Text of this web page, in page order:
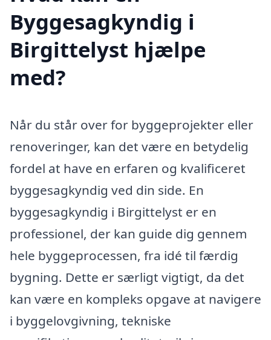
Byggesagkyndig i
Birgittelyst hjælpe
med?
Når du står over for byggeprojekter eller
renoveringer, kan det være en betydelig
fordel at have en erfaren og kvalificeret
byggesagkyndig ved din side. En
byggesagkyndig i Birgittelyst er en
professionel, der kan guide dig gennem
hele byggeprocessen, fra idé til færdig
bygning. Dette er særligt vigtigt, da det
kan være en kompleks opgave at navigere
i byggelovgivning, tekniske